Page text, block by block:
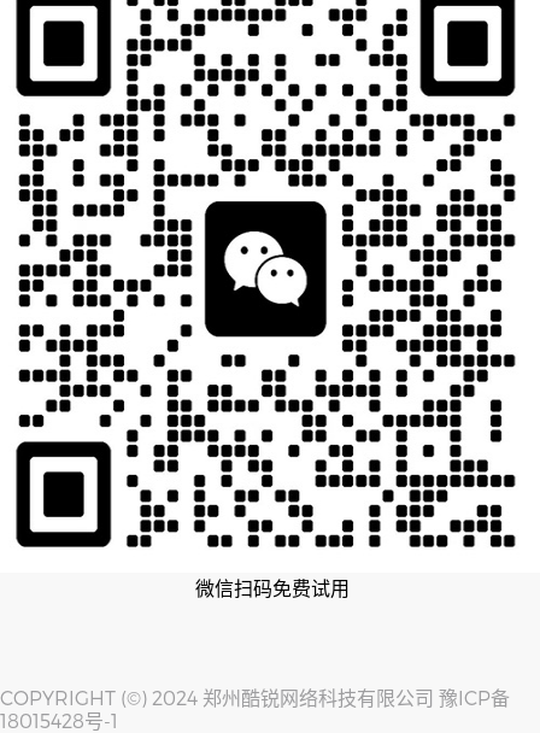
微信扫码免费试用
COPYRIGHT (©) 2024 郑州酷锐网络科技有限公司 豫ICP备
18015428号-1